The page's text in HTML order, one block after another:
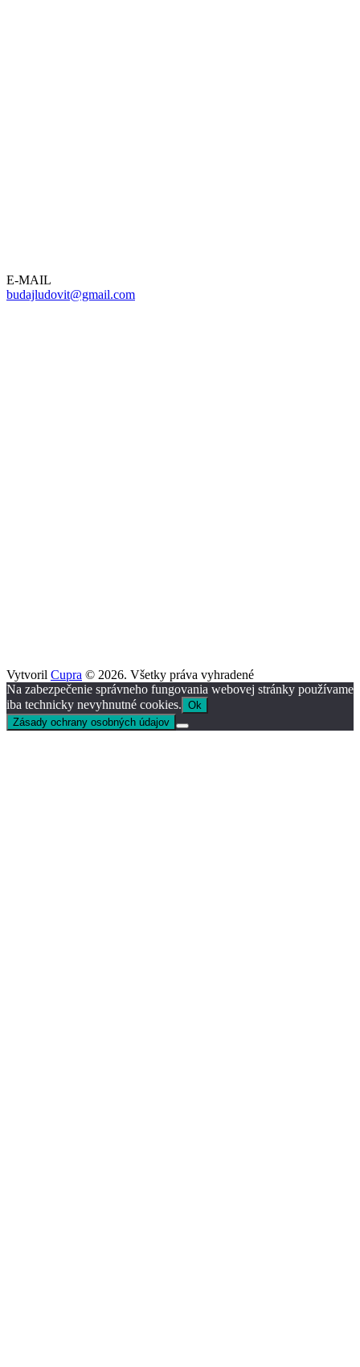
E-MAIL
budajludovit@gmail.com
Vytvoril Cupra © 2026. Všetky práva vyhradené
Na zabezpečenie správneho fungovania webovej stránky používame
iba technicky nevyhnutné cookies. Ok
Zásady ochrany osobných údajov